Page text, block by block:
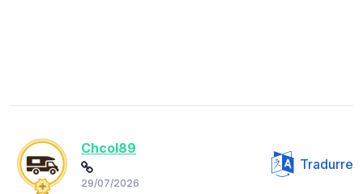
Chcol89
29/07/2026
Tradurre